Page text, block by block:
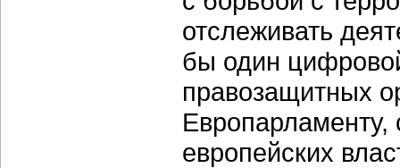
отслеживать
бы один
правозащитных
Европарламенту,
европейских